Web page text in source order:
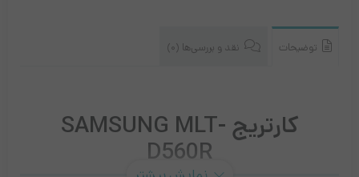
توضیحات نقد و بررسی‌ها (0)
کارتریج SAMSUNG MLT-
D560R